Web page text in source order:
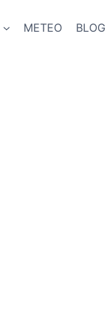
METEO BLOG